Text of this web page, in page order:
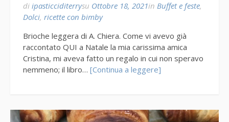
di ipasticciditerrysu Ottobre 18, 2021in Buffet e feste,
Dolci, ricette con bimby
Brioche leggera di A. Chiera. Come vi avevo già
raccontato QUI a Natale la mia carissima amica
Cristina, mi aveva fatto un regalo in cui non speravo
nemmeno; il libro… [Continua a leggere]